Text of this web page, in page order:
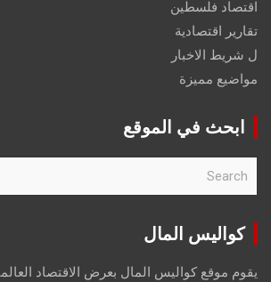
اقتصاد فلسطين
تقارير اقتصادية
ل شريط الاخبار
مواضيع مميزة
ابحث في الموقع
r
كواليس المال
يقوم موقع كواليس المال بعرض الاقتصاد